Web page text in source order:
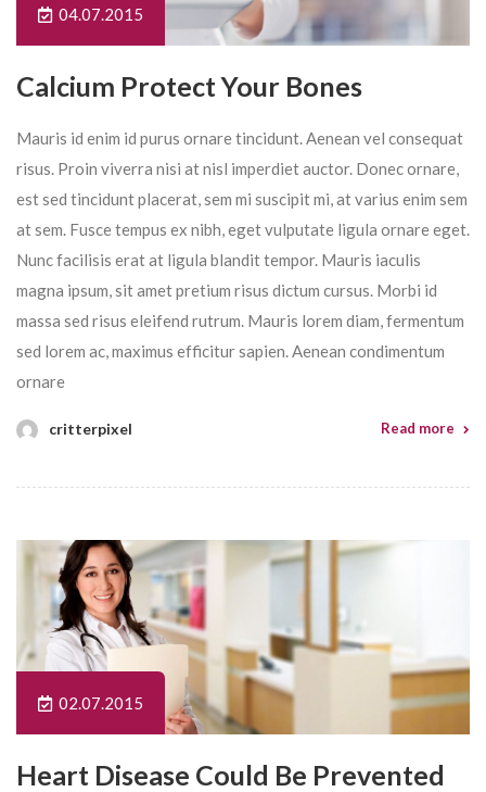
04.07.2015
Calcium Protect Your Bones
Mauris id enim id purus ornare tincidunt. Aenean vel consequat
risus. Proin viverra nisi at nisl imperdiet auctor. Donec ornare,
est sed tincidunt placerat, sem mi suscipit mi, at varius enim sem
at sem. Fusce tempus ex nibh, eget vulputate ligula ornare eget.
Nunc facilisis erat at ligula blandit tempor. Mauris iaculis
magna ipsum, sit amet pretium risus dictum cursus. Morbi id
massa sed risus eleifend rutrum. Mauris lorem diam, fermentum
sed lorem ac, maximus efficitur sapien. Aenean condimentum
ornare
critterpixel Read more
02.07.2015
Heart Disease Could Be Prevented